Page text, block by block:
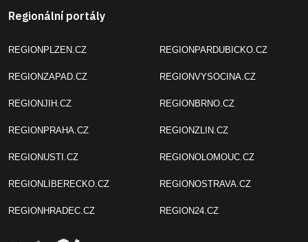
Regionální portály
REGIONPLZEN.CZ
REGIONZAPAD.CZ
REGIONJIH.CZ
REGIONPRAHA.CZ
REGIONUSTI.CZ
REGIONLIBERECKO.CZ
REGIONHRADEC.CZ
REGIONPARDUBICKO.CZ
REGIONVYSOCINA.CZ
REGIONBRNO.CZ
REGIONZLIN.CZ
REGIONOLOMOUC.CZ
REGIONOSTRAVA.CZ
REGION24.CZ